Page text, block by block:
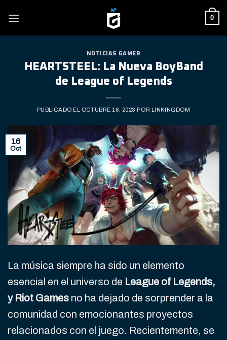
0
NOTICIAS GAMER
HEARTSTEEL: La Nueva BoyBand
de League of Legends
PUBLICADO EL OCTUBRE 16, 2023 POR LINKINGDOM
16
Oct
La música siempre ha sido un elemento
esencial en el universo de League of Legends,
y Riot Games no ha dejado de sorprender a la
comunidad con emocionantes proyectos
relacionados con el juego. Recientemente, se